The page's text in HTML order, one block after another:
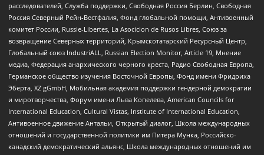
расследователей, Служба поддержки, Свободная Россия Берлин, Свободная
Россия Северный Рейн-Вестфалия, Фонд глобальной помощи, Антивоенный
комитет России, Russie-Libertes, La Asocicion de Rusos Libres, Союз за
возвращение Северных территорий, Крымскотатарский Ресурсный Центр,
Глобальный союз IndustriALL, Russian Election Monitor, Article 19, Мнение
медиа, Федерация анархического черного креста, Радио Свободная Европа,
Германское общество изучения Восточной Европы, Фонд имени Фридриха
Эберта, XZ gGmbH, Мобильная академия поддержки гендерной демократии
и миротворчества, Форум имени Льва Копелева, American Councils for
International Education, Cultural Vistas, Institute of International Education,
Антивоенное движение Антальи, Открытый диалог, Школа международных
отношений и государственной политики им Питера Мунка, Российско-
канадский демократический альянс, Школа международных отношений им